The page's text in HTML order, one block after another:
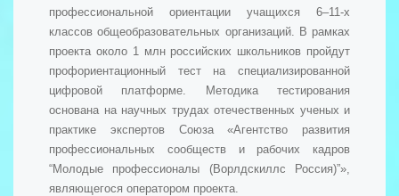
профессиональной ориентации учащихся 6–11-х
классов общеобразовательных организаций. В рамках
проекта около 1 млн российских школьников пройдут
профориентационный тест на специализированной
цифровой платформе. Методика тестирования
основана на научных трудах отечественных ученых и
практике экспертов Союза «Агентство развития
профессиональных сообществ и рабочих кадров
“Молодые профессионалы (Ворлдскиллс Россия)”»,
являющегося оператором проекта.